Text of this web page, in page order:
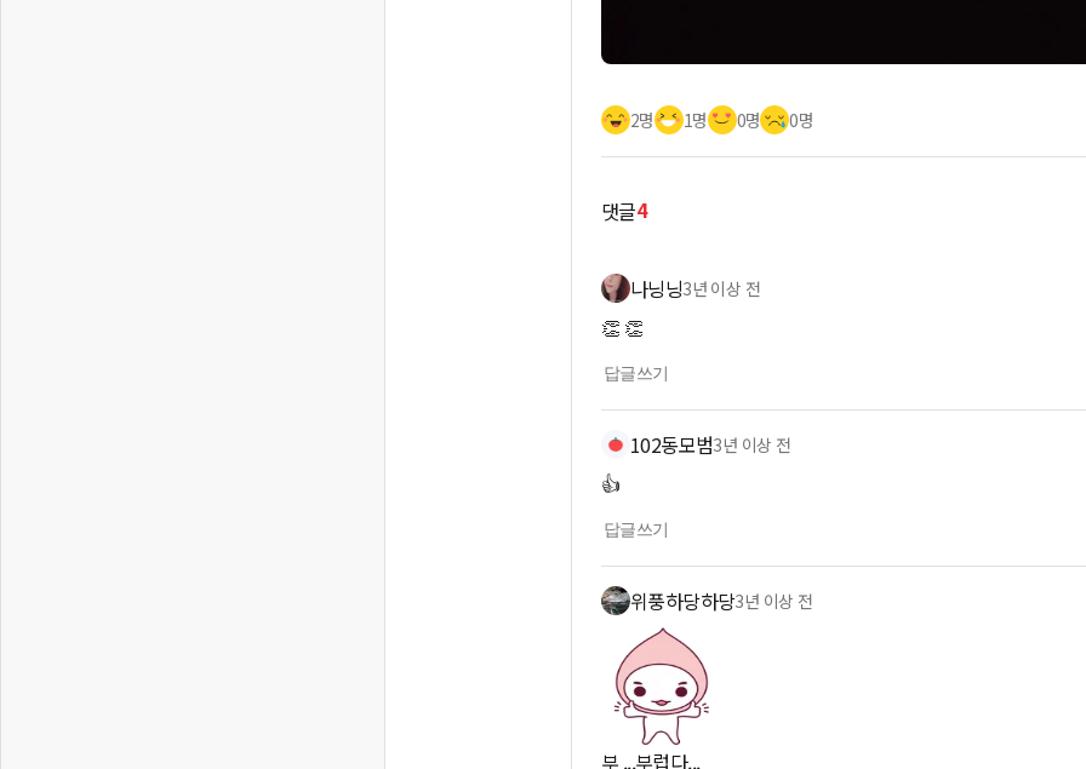
2명 1명 0명 0명
댓글4
나닝닝3년 이상 전
👏 👏
답글쓰기
102동모범3년 이상 전
👍
답글쓰기
위풍하당하당3년 이상 전
부 ...부럽다...